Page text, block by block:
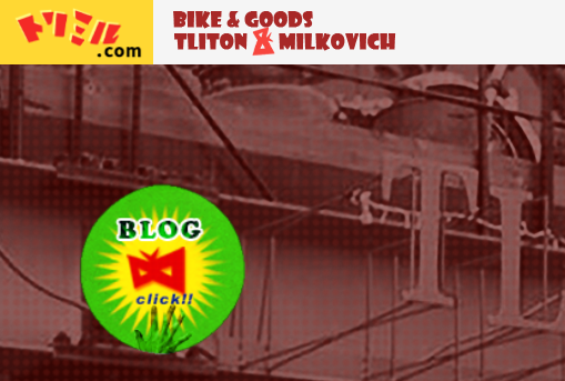
トリトン＆ミルコビッチ